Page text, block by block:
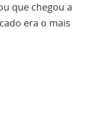
que chegou a
era o mais